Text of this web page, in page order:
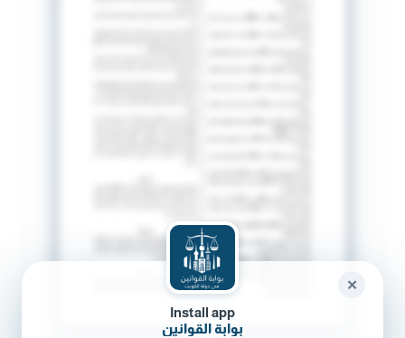
Install app
بوابة القوانين
✕